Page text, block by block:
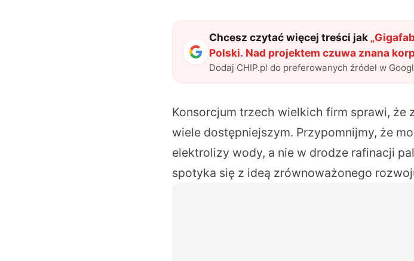
Chcesz czytać więcej treści jak „
Polski. Nad projektem czuwa znana
Dodaj CHIP.pl do preferowanych źródeł w
Konsorcjum trzech wielkich firm sprawi, że
wiele dostępniejszym. Przypomnijmy, że
elektrolizy wody, a nie w drodze rafinacji
spotyka się z ideą zrównoważonego